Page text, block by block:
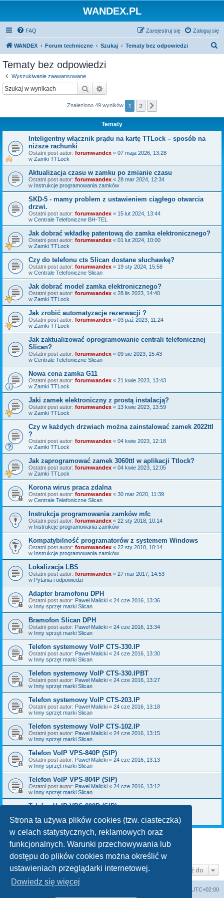
Strona ta używa plików cookies (tzw. ciasteczka)
w celach statystycznych, reklamowych oraz
funkcjonalnych. Warunki przechowywania lub
dostępu do plików cookies można określić w
ustawieniach przeglądarki internetowej.
Dowiedz się więcej
WANDEX.PL
FAQ Zaloguj się
Zarejestruj się
WANDEX Forum techniczne Szukaj Tematy bez odpowiedzi
Tematy bez odpowiedzi
Wyszukiwanie zaawansowane
Szukaj
Znaleziono 49 wyników 1 2
Tematy
Inteligentny włącznik prądu na kartę TTLock – sposób na
niższe rachunki
Ostatni post autor: forumwandex « 07 maja 2026, 13:28
w Zamki TTLock
Aktualizacja czasu w zamku po zmianie czasu
Ostatni post autor: forumwandex « 28 mar 2024, 12:34
w Instrukcje programowania zamków
SKD-5 - mamy problem z ustawieniem ciągłego otwarcia
drzwi.
Ostatni post autor: forumwandex « 15 lut 2024, 13:44
w Centrale Telefoniczne BH-TEL
Jak dobrać wkładkę patentową do zamka elektronicznego?
Ostatni post autor: forumwandex « 01 lut 2024, 10:00
w Zamki TTLock
Czy do telefonu cts Slican dostane słuchawkę?
Ostatni post autor: forumwandex « 19 sty 2024, 15:58
w Centrale Telefoniczne Slican
Jak dobrać model zamka elektronicznego?
Ostatni post autor: forumwandex « 28 lis 2023, 14:40
w Zamki TTLock
Jak zrobić automatyzacje rezerwacji ?
Ostatni post autor: forumwandex « 03 paź 2023, 11:24
w Zamki TTLock
Jak zaktualizować oprogramowanie centrali telefonicznej
Slican?
Ostatni post autor: forumwandex « 09 sie 2023, 15:43
w Centrale Telefoniczne Slican
Nowa cena zamka G11
Ostatni post autor: forumwandex « 21 kwie 2023, 13:43
w Zamki TTLock
Jaki zamek elektroniczny z prostą instalacją?
Ostatni post autor: forumwandex « 13 kwie 2023, 13:59
w Zamki TTLock
Czy w każdych drzwiach można zainstalować zamek 2022ttl
?
Ostatni post autor: forumwandex « 04 kwie 2023, 12:18
w Zamki TTLock
Jak zaprogramować zamek 3060ttl w aplikacji Ttlock?
Ostatni post autor: forumwandex « 04 kwie 2023, 12:05
w Zamki TTLock
Korona wirus praca zdalna
Ostatni post autor: forumwandex « 30 mar 2020, 11:39
w Centrale Telefoniczne Slican
Instrukcja programowania zamków mfc
Ostatni post autor: forumwandex « 22 sty 2018, 10:14
w Instrukcje programowania zamków
Kompatybilność programatorów z systemem Windows
Ostatni post autor: forumwandex « 22 sty 2018, 10:14
w Instrukcje programowania zamków
Lokalizacja LBS
Ostatni post autor: forumwandex « 27 mar 2017, 14:53
w Pytania i odpowiedzi
Adapter bramofonu DPH
Ostatni post autor: Paweł Malicki « 24 cze 2016, 13:36
w Inny sprzęt marki Slican
Bramofon Slican DPH
Ostatni post autor: Paweł Malicki « 24 cze 2016, 13:34
w Inny sprzęt marki Slican
Telefon systemowy VoIP CTS-330.IP
Ostatni post autor: Paweł Malicki « 24 cze 2016, 13:30
w Inny sprzęt marki Slican
Telefon systemowy VoIP CTS-330.IPBT
Ostatni post autor: Paweł Malicki « 24 cze 2016, 13:27
w Inny sprzęt marki Slican
Telefon systemowy VoIP CTS-203.IP
Ostatni post autor: Paweł Malicki « 24 cze 2016, 13:18
w Inny sprzęt marki Slican
Telefon systemowy VoIP CTS-102.IP
Ostatni post autor: Paweł Malicki « 24 cze 2016, 13:15
w Inny sprzęt marki Slican
Telefon VoIP VPS-840P (SIP)
Ostatni post autor: Paweł Malicki « 24 cze 2016, 13:13
w Inny sprzęt marki Slican
Telefon VoIP VPS-804P (SIP)
Ostatni post autor: Paweł Malicki « 24 cze 2016, 13:12
w Inny sprzęt marki Slican
Telefon VoIP VPS-802P (SIP)
w Inny sprzęt marki Slican
Znaleziono 49 wyników
Przejdź do
UTC+02:00